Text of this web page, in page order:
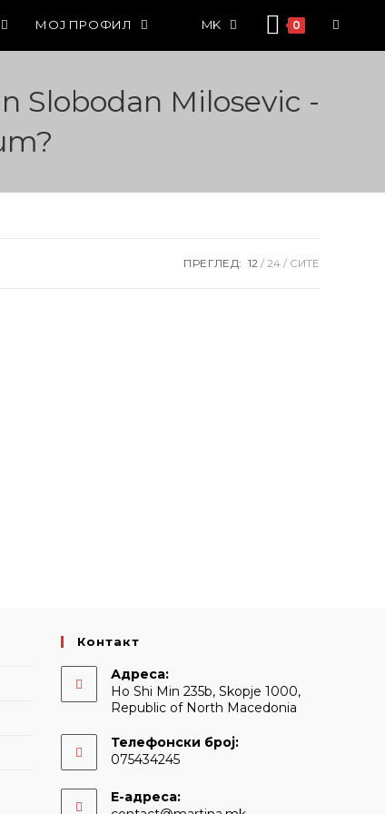
МОЈ ПРОФИЛ MK 0
Slobodan Milosevic -
ПРЕГЛЕД: 12 24 СИТЕ
Контакт
Адреса:
Ho Shi Min 235b, Skopje 1000,
Republic of North Macedonia
Телефонски број:
075434245
Е-адреса: